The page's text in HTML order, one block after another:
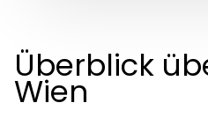
Überblick
Wien